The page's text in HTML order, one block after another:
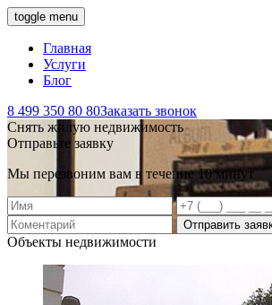
toggle menu
Главная
Услуги
Блог
8 499 350 80 80Заказать звонок
Снять жилую недвижимость
Отправьте заявку
Мы перезвоним вам в течение 10 минут
Отправить
Объекты недвижимости